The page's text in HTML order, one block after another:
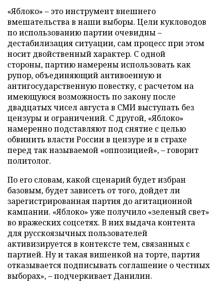
«Яблоко» – это инструмент внешнего
вмешательства в наши выборы. Цели кукловодов
по использованию партии очевидны –
дестабилизация ситуации, сам процесс при этом
носит двойственный характер. С одной
стороны, партию намерены использовать как
рупор, объединяющий антивоенную и
антигосударственную повестку, с расчетом на
имеющуюся возможность по закону после
двадцатых чисел августа в СМИ выступать без
цензуры и ограничений. С другой, «Яблоко»
намеренно подставляют под снятие с целью
обвинить власти России в цензуре и в страхе
перед так называемой «оппозицией», – говорит
политолог.
По его словам, какой сценарий будет избран
базовым, будет зависеть от того, дойдет ли
зарегистрированная партия до агитационной
кампании. «Яблоко» уже получило «зеленый свет»
во вражеских соцсетях. В них выдача контента
для русскоязычных пользователей
активизируется в контексте тем, связанных с
партией. Ну и такая вишенкой на торте, партия
отказывается подписывать соглашение о честных
выборах», – подчеркивает Данилин.